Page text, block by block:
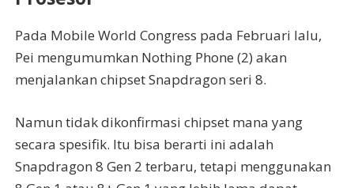
Pada Mobile World Congress pada Februari lalu,
Pei mengumumkan Nothing Phone (2) akan
menjalankan chipset Snapdragon seri 8.
Namun tidak dikonfirmasi chipset mana yang
secara spesifik. Itu bisa berarti ini adalah
Snapdragon 8 Gen 2 terbaru, tetapi menggunakan